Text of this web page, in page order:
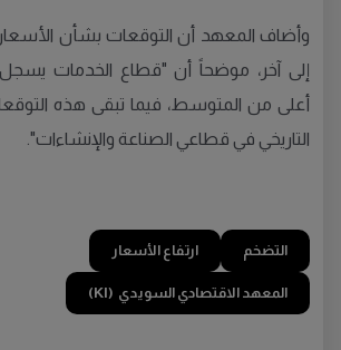
وأضاف المعهد أن التوقعات بشأن
إلى آخر، موضحاً أن "قطاع الخدمات
أعلى من المتوسط، فيما تبقى هذه
التاريخي في قطاعي الصناعة والإنشاءات".
التضخم ارتفاع الأسعار
المعهد الاقتصادي السويدي (KI)